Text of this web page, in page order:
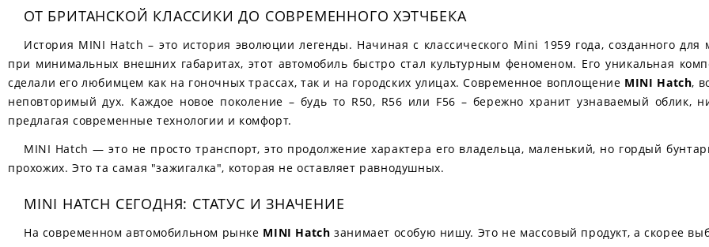
ОТ БРИТАНСКОЙ КЛАССИКИ ДО СОВРЕМЕННОГО ХЭТЧБЕКА
История MINI Hatch – это история эволюции легенды. Начиная с классического Mini 1959 года, созданного для
при минимальных внешних габаритах, этот автомобиль быстро стал культурным феноменом. Его уникальная
сделали его любимцем как на гоночных трассах, так и на городских улицах. Современное воплощение MINI Hatch,
неповторимый дух. Каждое новое поколение – будь то R50, R56 или F56 – бережно хранит узнаваемый облик,
предлагая современные технологии и комфорт.
MINI Hatch — это не просто транспорт, это продолжение характера его владельца, маленький, но гордый
прохожих. Это та самая "зажигалка", которая не оставляет равнодушных.
MINI HATCH СЕГОДНЯ: СТАТУС И ЗНАЧЕНИЕ
На современном автомобильном рынке MINI Hatch занимает особую нишу. Это не массовый продукт, а скорее